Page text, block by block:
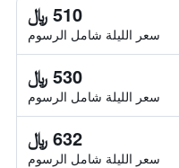
510 ﷼
سعر الليلة شامل الرسوم
530 ﷼
سعر الليلة شامل الرسوم
632 ﷼
سعر الليلة شامل الرسوم